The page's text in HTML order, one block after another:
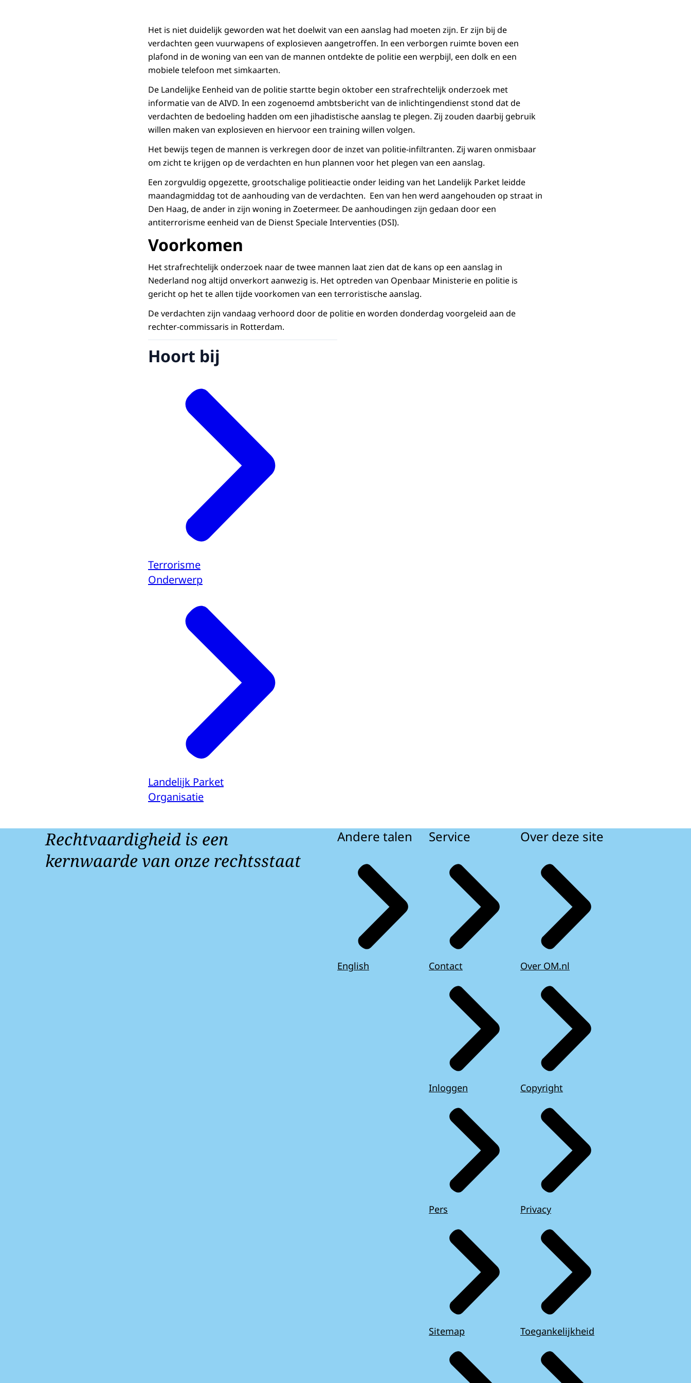
Het is niet duidelijk geworden wat het doelwit van een aanslag had moeten zijn. Er zijn bij de
verdachten geen vuurwapens of explosieven aangetroffen. In een verborgen ruimte boven een
plafond in de woning van een van de mannen ontdekte de politie een werpbijl, een dolk en een
mobiele telefoon met simkaarten.
De Landelijke Eenheid van de politie startte begin oktober een strafrechtelijk onderzoek met
informatie van de AIVD. In een zogenoemd ambtsbericht van de inlichtingendienst stond dat de
verdachten de bedoeling hadden om een jihadistische aanslag te plegen. Zij zouden daarbij gebruik
willen maken van explosieven en hiervoor een training willen volgen.
Het bewijs tegen de mannen is verkregen door de inzet van politie-infiltranten. Zij waren onmisbaar
om zicht te krijgen op de verdachten en hun plannen voor het plegen van een aanslag.
Een zorgvuldig opgezette, grootschalige politieactie onder leiding van het Landelijk Parket leidde
maandagmiddag tot de aanhouding van de verdachten. Een van hen werd aangehouden op straat in
Den Haag, de ander in zijn woning in Zoetermeer. De aanhoudingen zijn gedaan door een
antiterrorisme eenheid van de Dienst Speciale Interventies (DSI).
Voorkomen
Het strafrechtelijk onderzoek naar de twee mannen laat zien dat de kans op een aanslag in
Nederland nog altijd onverkort aanwezig is. Het optreden van Openbaar Ministerie en politie is
gericht op het te allen tijde voorkomen van een terroristische aanslag.
De verdachten zijn vandaag verhoord door de politie en worden donderdag voorgeleid aan de
rechter-commissaris in Rotterdam.
Hoort bij
Terrorisme
Onderwerp
Landelijk Parket
Organisatie
Rechtvaardigheid is een
kernwaarde van onze rechtsstaat
Andere talen
English
Service
Contact
Inloggen
Pers
Sitemap
Over deze site
Over OM.nl
Copyright
Privacy
Toegankelijkheid